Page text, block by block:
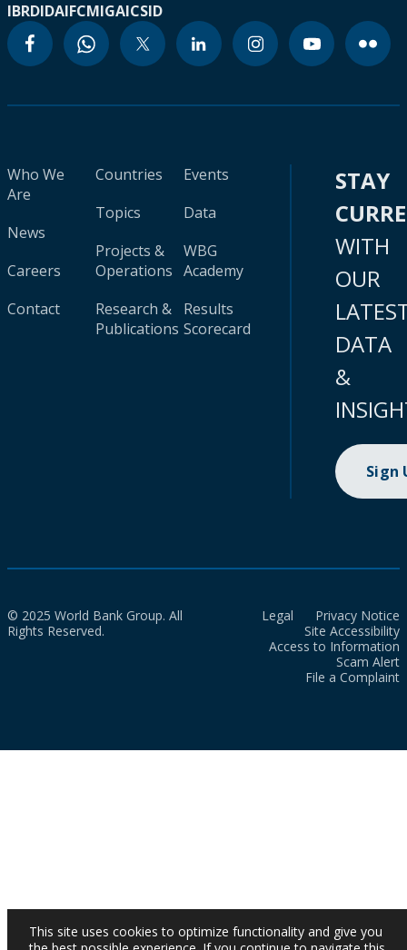
IBRDIDAIFCMIGAICSID
Who We
Are
News
Careers
Contact
Countries
Topics
Projects &
Operations
Research &
Publications
Events
Data
WBG
Academy
Results
Scorecard
STAY
WITH
OUR
DATA
&
Sign
© 2025 World Bank Group. All
Rights Reserved.
Legal
Privacy Notice
Site Accessibility
Access to Information
Scam Alert
File a Complaint
This site uses cookies to optimize functionality and give you